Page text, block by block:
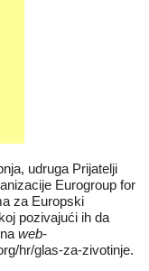
udruga Prijatelji
Eurogroup for
za Europski
pozivajući ih da
web-
hr/glas-za-zivotinje.